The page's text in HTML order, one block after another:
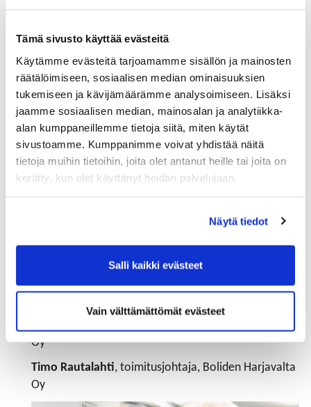
Tämä sivusto käyttää evästeitä
Käytämme evästeitä tarjoamamme sisällön ja mainosten
räätälöimiseen, sosiaalisen median ominaisuuksien
tukemiseen ja kävijämäärämme analysoimiseen. Lisäksi
jaamme sosiaalisen median, mainosalan ja analytiikka-
alan kumppaneillemme tietoja siitä, miten käytät
sivustoamme. Kumppanimme voivat yhdistää näitä
tietoja muihin tietoihin, joita olet antanut heille tai joita on
kerätty, kun olet käyttänyt heidän palvelujaan.
Näytä tiedot
Salli kaikki evästeet
Vain välttämättömät evästeet
Hallituksen jäsenet 2021
Hannu Heiskanen,
toimitusjohtaja, Aurubis Finland
Oy
Juha Heljakka, toimitusjohtaja, Brand ID Oy
Matti Kiuru, toimitusjohtaja, Länsi-Suomen
kaupunginjohtaja, Porin
Oy
Timo Rautalahti, toimitusjohtaja, Boliden Harjavalta
Oy